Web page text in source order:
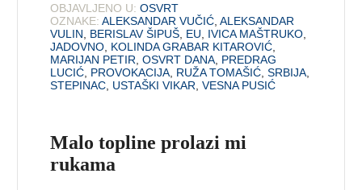
OBJAVLJENO U: OSVRT
OZNAKE: ALEKSANDAR VUČIĆ ,ALEKSANDAR
VULIN
BERISLAV ŠIPUŠ EU IVICA MAŠTRUKO
JADOVNO KOLINDA GRABAR KITAROVIĆ
MARIJAN PETIR ,OSVRT DANA PREDRAG
LUCIĆ PROVOKACIJA RUŽA TOMAŠIĆ ,SRBIJA
STEPINAC USTAŠKI VIKAR ,VESNA PUSIĆ
Malo topline prolazi mi
rukama